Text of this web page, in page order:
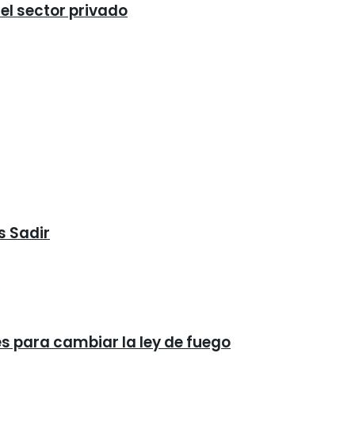
sector privado
Sadir
para cambiar la ley de fuego